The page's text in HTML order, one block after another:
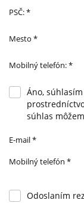
PSČ:*
Mesto *
Mobilný telefón:*
Áno,
súhlas
E-mail*
Mobilný telefón *
Odoslaním